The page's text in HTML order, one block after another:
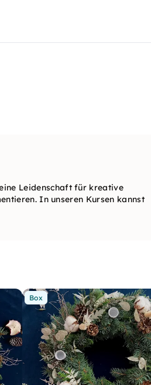
Leidenschaft für kreative
In unseren Kursen kannst
Box